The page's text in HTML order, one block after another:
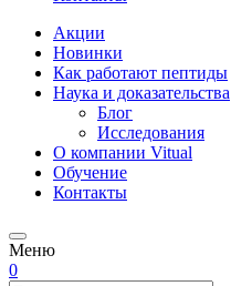
Акции
Новинки
Как работают пептиды
Наука и доказательства
Блог
Исследования
О компании Vitual
Обучение
Контакты
Меню
0